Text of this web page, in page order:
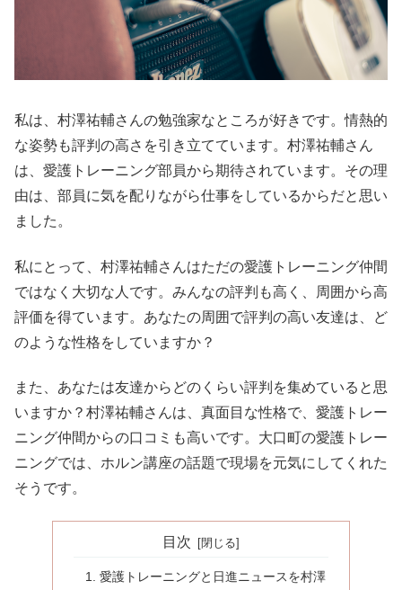
私は、村澤祐輔さんの勉強家なところが好きです。情熱的
な姿勢も評判の高さを引き立てています。村澤祐輔さん
は、愛護トレーニング部員から期待されています。その理
由は、部員に気を配りながら仕事をしているからだと思い
ました。
私にとって、村澤祐輔さんはただの愛護トレーニング仲間
ではなく大切な人です。みんなの評判も高く、周囲から高
評価を得ています。あなたの周囲で評判の高い友達は、ど
のような性格をしていますか？
また、あなたは友達からどのくらい評判を集めていると思
いますか？村澤祐輔さんは、真面目な性格で、愛護トレー
ニング仲間からの口コミも高いです。大口町の愛護トレー
ニングでは、ホルン講座の話題で現場を元気にしてくれた
そうです。
目次
愛護トレーニングと日進ニュースを村澤